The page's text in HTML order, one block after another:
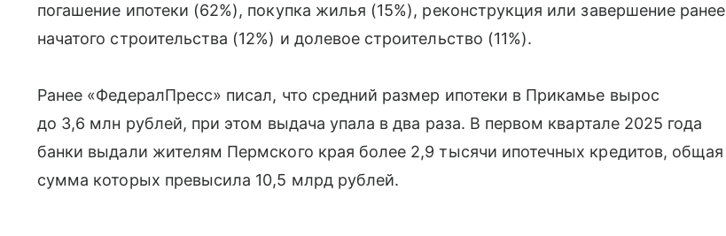
погашение ипотеки (62%), покупка жилья (15%), реконструкция или завершение ранее
начатого строительства (12%) и долевое строительство (11%).
Ранее «ФедералПресс» писал, что средний размер ипотеки в Прикамье вырос
до 3,6 млн рублей, при этом выдача упала в два раза. В первом квартале 2025 года
банки выдали жителям Пермского края более 2,9 тысячи ипотечных кредитов, общая
сумма которых превысила 10,5 млрд рублей.